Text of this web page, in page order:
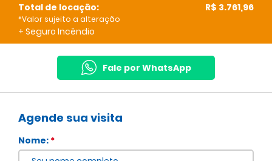
Total de locação: R$ 3.761,96
*Valor sujeito a alteração
+ Seguro Incêndio
Fale por WhatsApp
Agende sua visita
Nome: *